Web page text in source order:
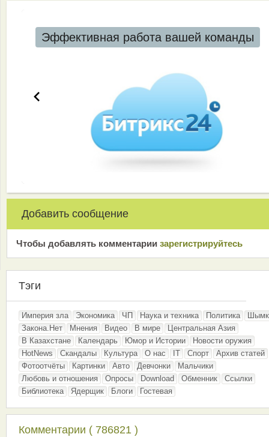
Эффективная работа вашей команды
Добавить сообщение
Чтобы добавлять комментарии зарeгиcтрирyйтeсь
Тэги
Империя зла Экономика ЧП Наука и техника Политика
Закона.Нет
Мнения Видео В мире
Центральная Азия
В Казахстане
Календарь Юмор и Истории
Новости оружия
HotNews
Скандалы Культура О нас IT Спорт
Архив статей
Фотоотчёты
Картинки Авто Девчонки
Мальчики
Любовь и отношения
Опросы Download Обменник
Ссылки
Библиотека
Ядерщик Блоги Гостевая
Комментарии ( 786821 )